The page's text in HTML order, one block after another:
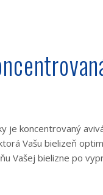
je koncentrovaný
Vašu bielizeň
Vašej bielizne po